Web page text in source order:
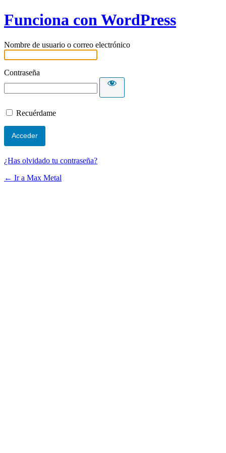
Funciona con WordPress
Nombre de usuario o correo electrónico
Contraseña
Recuérdame
¿Has olvidado tu contraseña?
← Ir a Max Metal